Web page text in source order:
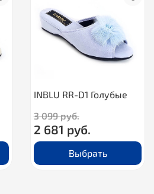
INBLU RR-D1 Голубые
3 099 руб.
2 681 руб.
Выбрать